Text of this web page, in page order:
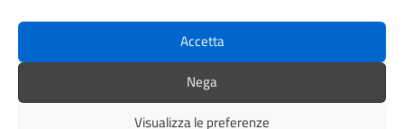
Accetta
Nega
Visualizza le preferenze
SEGUICI SU
Facebook Instagram YouTube